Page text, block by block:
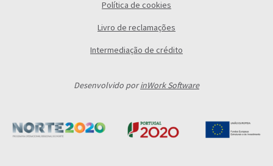
Política de cookies
Livro de reclamações
Intermediação de crédito
Desenvolvido porinWork Software